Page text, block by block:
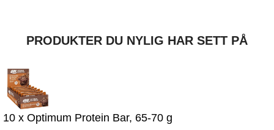
PRODUKTER DU NYLIG HAR SETT PÅ
10 x Optimum Protein Bar, 65-70 g